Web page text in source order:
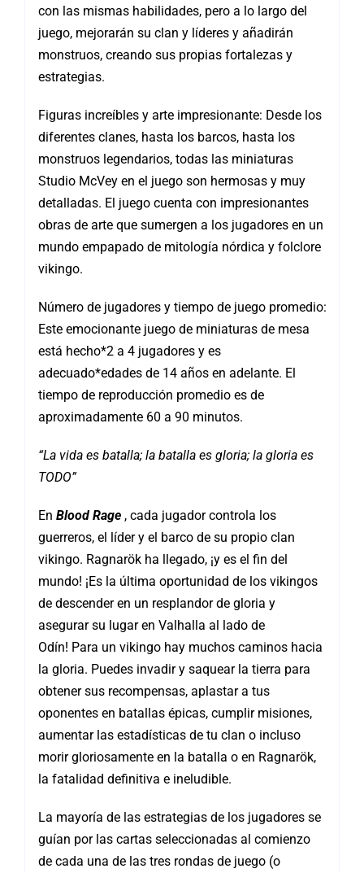
con las mismas habilidades, pero a lo largo del
juego, mejorarán su clan y líderes y añadirán
monstruos, creando sus propias fortalezas y
estrategias.
Figuras increíbles y arte impresionante: Desde los
diferentes clanes, hasta los barcos, hasta los
monstruos legendarios, todas las miniaturas
Studio McVey en el juego son hermosas y muy
detalladas. El juego cuenta con impresionantes
obras de arte que sumergen a los jugadores en un
mundo empapado de mitología nórdica y folclore
vikingo.
Número de jugadores y tiempo de juego promedio:
Este emocionante juego de miniaturas de mesa
está hecho*2 a 4 jugadores y es
adecuado*edades de 14 años en adelante. El
tiempo de reproducción promedio es de
aproximadamente 60 a 90 minutos.
“La vida es batalla; la batalla es gloria; la gloria es
TODO”
En Blood Rage, cada jugador controla los
guerreros, el líder y el barco de su propio clan
vikingo. Ragnarök ha llegado, ¡y es el fin del
mundo! ¡Es la última oportunidad de los vikingos
de descender en un resplandor de gloria y
asegurar su lugar en Valhalla al lado de
Odín! Para un vikingo hay muchos caminos hacia
la gloria. Puedes invadir y saquear la tierra para
obtener sus recompensas, aplastar a tus
oponentes en batallas épicas, cumplir misiones,
aumentar las estadísticas de tu clan o incluso
morir gloriosamente en la batalla o en Ragnarök,
la fatalidad definitiva e ineludible.
La mayoría de las estrategias de los jugadores se
guían por las cartas seleccionadas al comienzo
de cada una de las tres rondas de juego (o